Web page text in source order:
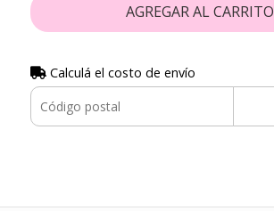
AGREGAR AL CARRITO
Calculá el costo de envío